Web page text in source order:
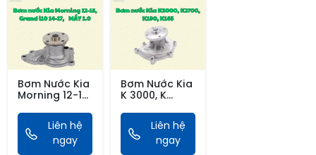
Bơm Nước Kia
Morning 12-15,
17, MÁY
1.0(AutoTop)
Liên hệ
ngay
Bơm Nước Kia
K 3000, K
165 (Auto
Top)
Liên hệ
ngay